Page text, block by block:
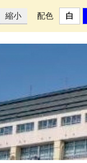
縮小 配色